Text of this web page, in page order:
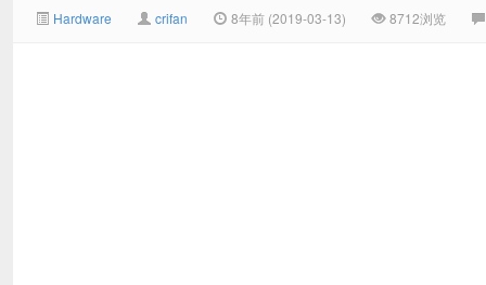
Hardware crifan 8年前 (2019-03-13) 8712浏览